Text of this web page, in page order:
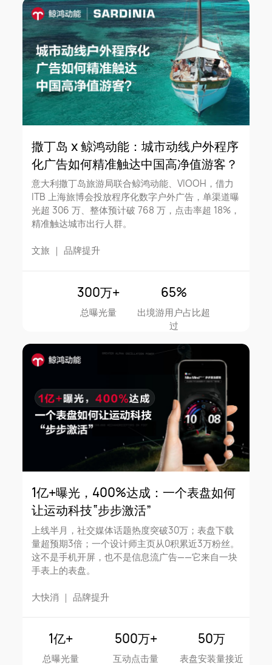
撒丁岛 x 鲸鸿动能：城市动线户外程序
化广告如何精准触达中国高净值游客？
意大利撒丁岛旅游局联合鲸鸿动能、VIOOH，借力
ITB 上海旅博会投放程序化数字户外广告，单渠道曝
光超 306 万、整体预计破 768 万，点击率超 18%，
精准触达城市出行人群。
文旅 ｜品牌提升
300万+
总曝光量
65%
出境游用户占比超
过
1亿+曝光，400%达成：一个表盘如何
让运动科技“步步激活”
上线半月，社交媒体话题热度突破30万；表盘下载
量超预期3倍；一个设计师主页从0积累近3万粉丝。
这不是手机开屏，也不是信息流广告——它来自一块
手表上的表盘。
大快消 ｜品牌提升
1亿+
总曝光量
500万+
互动点击量
50万
表盘安装量接近